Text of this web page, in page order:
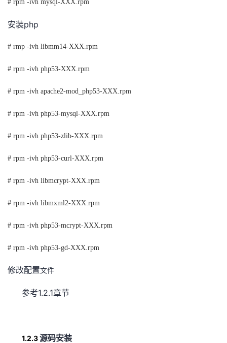
# rpm -ivh mysql-XXX.rpm
安装php
# rmp -ivh libmm14-XXX.rpm
# rpm -ivh php53-XXX.rpm
# rpm -ivh apache2-mod_php53-XXX.rpm
# rpm -ivh php53-mysql-XXX.rpm
# rpm -ivh php53-zlib-XXX.rpm
# rpm -ivh php53-curl-XXX.rpm
# rpm -ivh libmcrypt-XXX.rpm
# rpm -ivh libmxml2-XXX.rpm
# rpm -ivh php53-mcrypt-XXX.rpm
# rpm -ivh php53-gd-XXX.rpm
修改配置文件
参考1.2.1章节
1.2.3源码安装